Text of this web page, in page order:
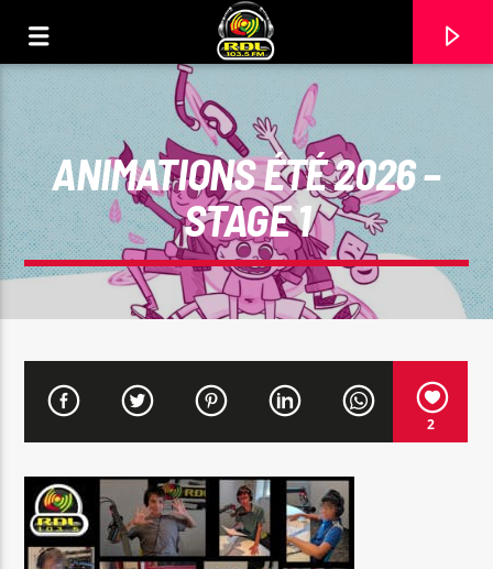
VOIE ACTUELLE
ARTISTE
ANIMATIONS ÉTÉ 2026 –
STAGE 1
2